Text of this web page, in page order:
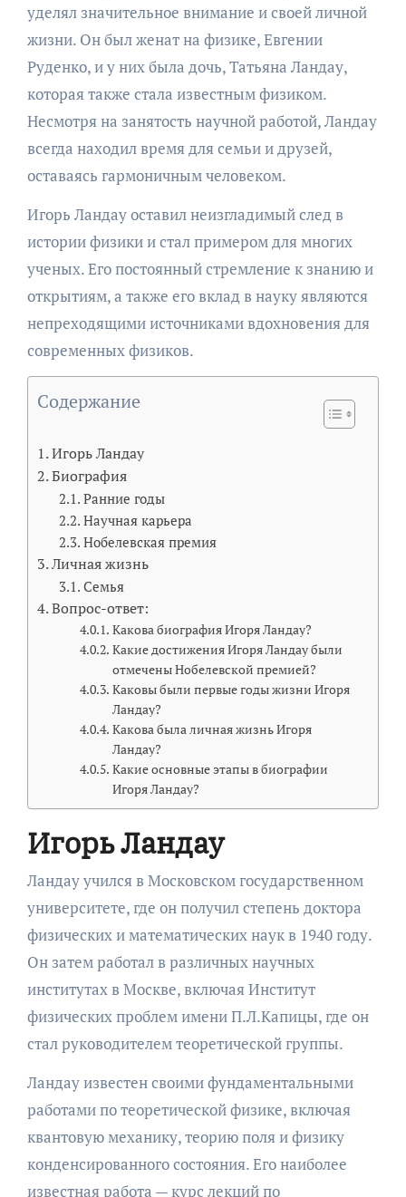
уделял значительное внимание и своей личной
жизни. Он был женат на физике, Евгении
Руденко, и у них была дочь, Татьяна Ландау,
которая также стала известным физиком.
Несмотря на занятость научной работой, Ландау
всегда находил время для семьи и друзей,
оставаясь гармоничным человеком.
Игорь Ландау оставил неизгладимый след в
истории физики и стал примером для многих
ученых. Его постоянный стремление к знанию и
открытиям, а также его вклад в науку являются
непреходящими источниками вдохновения для
современных физиков.
Содержание
Игорь Ландау
Биография
Ранние годы
Научная карьера
Нобелевская премия
Личная жизнь
Семья
Вопрос-ответ:
Какова биография Игоря Ландау?
Какие достижения Игоря Ландау были
отмечены Нобелевской премией?
Каковы были первые годы жизни Игоря
Ландау?
Какова была личная жизнь Игоря
Ландау?
Какие основные этапы в биографии
Игоря Ландау?
Игорь Ландау
Ландау учился в Московском государственном
университете, где он получил степень доктора
физических и математических наук в 1940 году.
Он затем работал в различных научных
институтах в Москве, включая Институт
физических проблем имени П.Л.Капицы, где он
стал руководителем теоретической группы.
Ландау известен своими фундаментальными
работами по теоретической физике, включая
квантовую механику, теорию поля и физику
конденсированного состояния. Его наиболее
известная работа — курс лекций по